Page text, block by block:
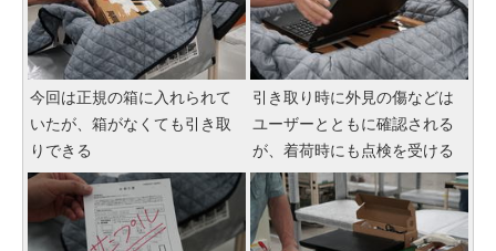
今回は正規の箱に入れられて
いたが、箱がなくても引き取
りできる
引き取り時に外見の傷などは
ユーザーとともに確認される
が、着荷時にも点検を受ける